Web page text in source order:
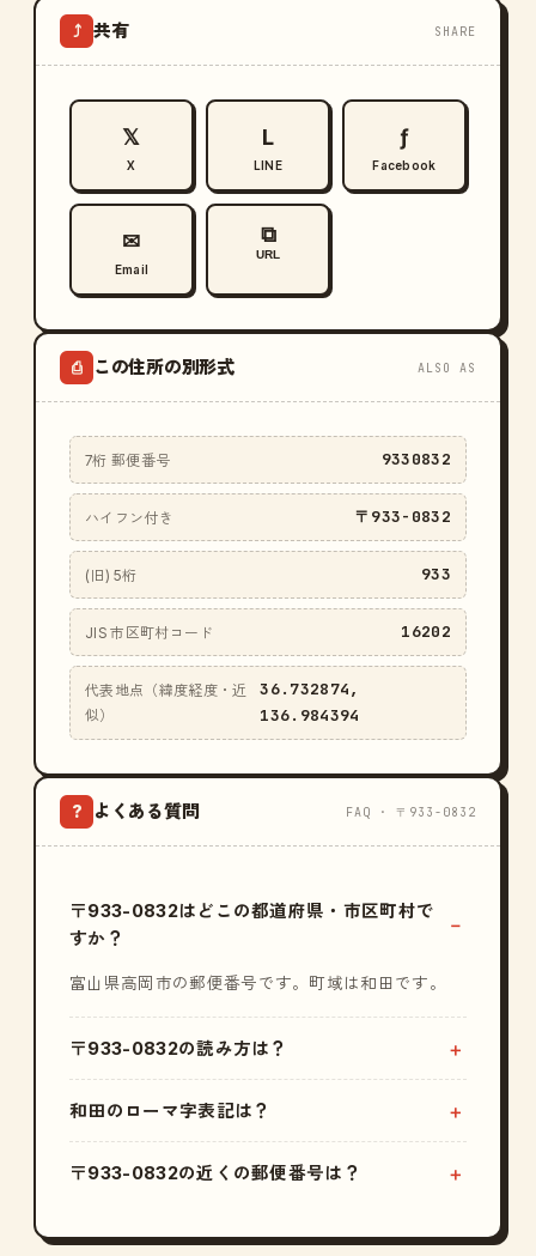
⤴ 共有 SHARE
𝕏
X
L
LINE
ƒ
Facebook
✉
Email
⧉
URL
⎙ この住所の別形式 ALSO AS
7桁 郵便番号 9330832
ハイフン付き 〒933-0832
(旧) 5桁 933
JIS 市区町村コード 16202
代表地点（緯度経度・近
似）
36.732874,
136.984394
? よくある質問 FAQ · 〒933-0832
〒933-0832はどこの都道府県・市区町村で
すか？
富山県高岡市の郵便番号です。町域は和田です。
〒933-0832の読み方は？
和田のローマ字表記は？
〒933-0832の近くの郵便番号は？